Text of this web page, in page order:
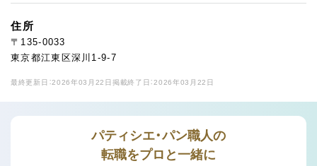
住所
〒135-0033
東京都江東区深川1-9-7
最終更新日：2026年03月22日 掲載終了日：2026年03月22日
パティシエ・パン職人の
転職をプロと一緒に